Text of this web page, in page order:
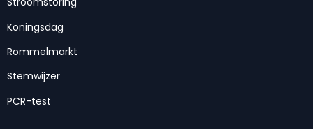
Koningsdag
Rommelmarkt
Stemwijzer
PCR-test